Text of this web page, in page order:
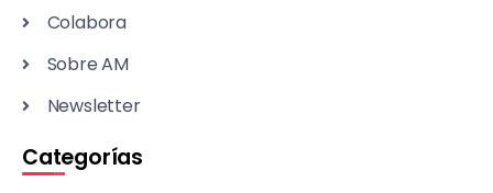
Colabora
Sobre AM
Newsletter
Categorías